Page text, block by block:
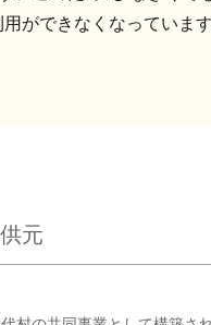
ができなくなっています
元